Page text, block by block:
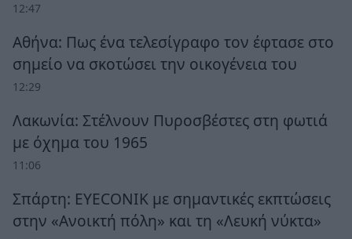
12:47
Αθήνα: Πως ένα τελεσίγραφο τον έφτασε στο
σημείο να σκοτώσει την οικογένεια του
12:29
Λακωνία: Στέλνουν Πυροσβέστες στη φωτιά
με όχημα του 1965
11:06
Σπάρτη: EYECONIK με σημαντικές εκπτώσεις
στην «Ανοικτή πόλη» και τη «Λευκή νύκτα»